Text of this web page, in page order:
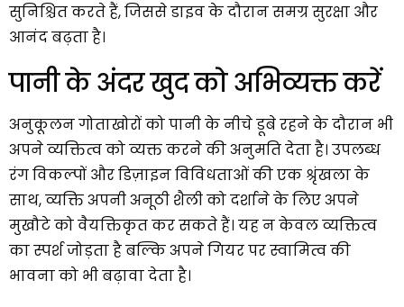
सुनिश्चित करते हैं, जिससे डाइव के दौरान समग्र सुरक्षा और
आनंद बढ़ता है।
पानी के अंदर खुद को अभिव्यक्त करें
अनुकूलन गोताखोरों को पानी के नीचे डूबे रहने के दौरान भी
अपने व्यक्तित्व को व्यक्त करने की अनुमति देता है। उपलब्ध
रंग विकल्पों और डिज़ाइन विविधताओं की एक श्रृंखला के
साथ, व्यक्ति अपनी अनूठी शैली को दर्शाने के लिए अपने
मुखौटे को वैयक्तिकृत कर सकते हैं। यह न केवल व्यक्तित्व
का स्पर्श जोड़ता है बल्कि अपने गियर पर स्वामित्व की
भावना को भी बढ़ावा देता है।